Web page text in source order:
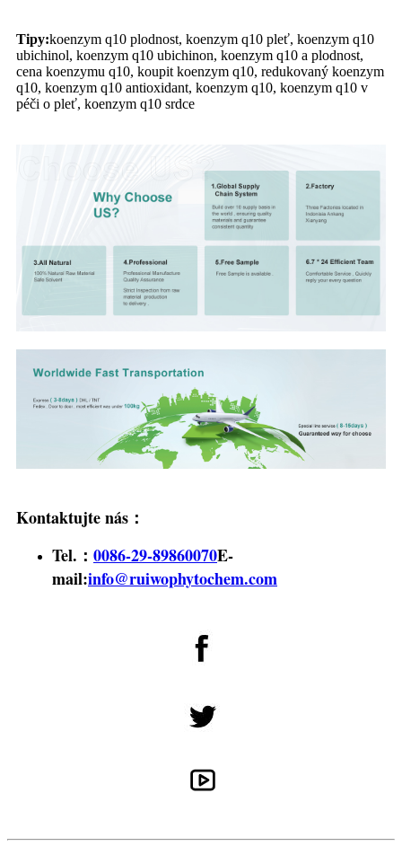
Tipy:koenzym q10 plodnost, koenzym q10 pleť, koenzym q10
ubichinol, koenzym q10 ubichinon, koenzym q10 a plodnost,
cena koenzymu q10, koupit koenzym q10, redukovaný koenzym
q10, koenzym q10 antioxidant, koenzym q10, koenzym q10 v
péči o pleť, koenzym q10 srdce
Kontaktujte nás：
Tel.： 0086-29-89860070E-
mail:info@ruiwophytochem.com